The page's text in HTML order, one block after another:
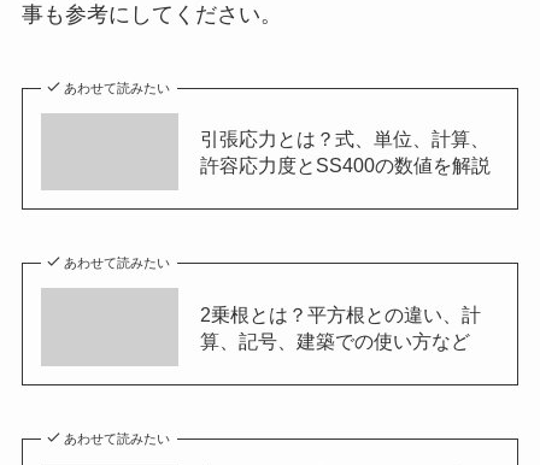
事も参考にしてください。
あわせて読みたい
引張応力とは？式、単位、計算、
許容応力度とSS400の数値を解説
あわせて読みたい
2乗根とは？平方根との違い、計
算、記号、建築での使い方など
あわせて読みたい